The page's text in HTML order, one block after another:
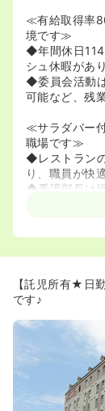
≪有給取得率
境です≫
◆年間休日114
シュ休暇があ
◆委員会活動
可能など、残
≪サラダバー
職場です≫
◆レストラン
り、職員が快
◆看護部長は
なお人柄の方
◆急性期病棟
ひとりに寄り
置のため、緊
≪地域からの
◆近隣の急性
への貢献のた
【託児所有★日
です♪